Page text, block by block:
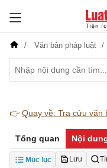
Văn bản pháp luật
👉 Quay về: Tra cứu văn
Tổng quan Nội
Mục lục Lưu